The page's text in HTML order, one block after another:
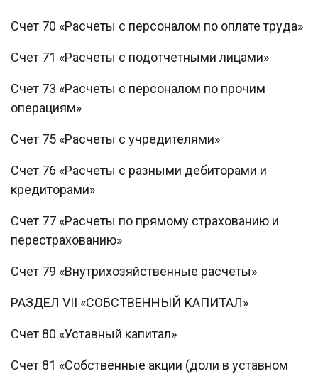
Счет 70 «Расчеты с персоналом по оплате труда»
Счет 71 «Расчеты с подотчетными лицами»
Счет 73 «Расчеты с персоналом по прочим
операциям»
Счет 75 «Расчеты с учредителями»
Счет 76 «Расчеты с разными дебиторами и
кредиторами»
Счет 77 «Расчеты по прямому страхованию и
перестрахованию»
Счет 79 «Внутрихозяйственные расчеты»
РАЗДЕЛ VII «СОБСТВЕННЫЙ КАПИТАЛ»
Счет 80 «Уставный капитал»
Счет 81 «Собственные акции (доли в уставном